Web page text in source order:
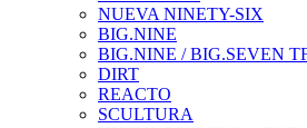
NUEVA NINETY-SIX
BIG.NINE
BIG.NINE / BIG.SEVEN
DIRT
REACTO
SCULTURA